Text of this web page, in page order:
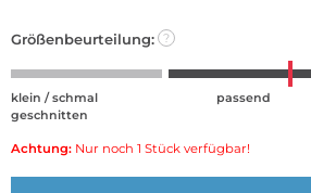
Größenbeurteilung: ?
klein / schmal
geschnitten
passend
Achtung: Nur noch 1 Stück verfügbar!